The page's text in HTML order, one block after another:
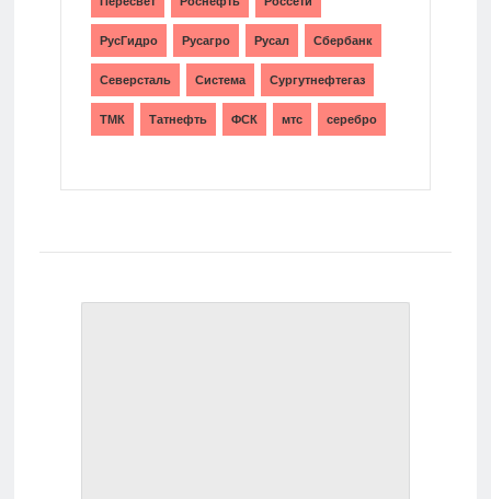
РусГидро Русагро Русал Сбербанк
Северсталь Система Сургутнефтегаз
ТМК Татнефть ФСК мтс серебро